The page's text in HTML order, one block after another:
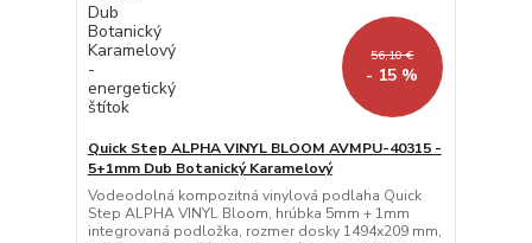
56,10 €
- 15 %
Quick Step ALPHA VINYL BLOOM AVMPU-40315 -
5+1mm Dub Botanický Karamelový
Vodeodolná kompozitná vinylová podlaha Quick
Step ALPHA VINYL Bloom, hrúbka 5mm + 1mm
integrovaná podložka, rozmer dosky 1494x209 mm,